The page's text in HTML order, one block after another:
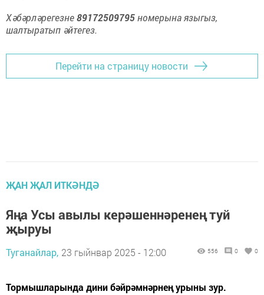
Хәбәрләрегезне89172509795номерына языгыз,
шалтыратып әйтегез.
Перейти на страницу новости
ҖАН ҖАЛ ИТКӘНДӘ
Яңа Усы авылы керәшеннәренең туй
җыруы
Туганайлар, 23 гыйнвар 2025 - 12:00 556 0 0
Тормышларында дини бәйрәмнәрнең урыны зур.